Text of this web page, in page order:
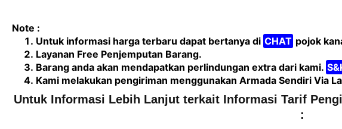
Note :
Untuk informasi harga terbaru dapat bertanya di CHAT pojok
Layanan Free Penjemputan Barang.
Barang anda akan mendapatkan perlindungan extra dari kami.
Kami melakukan pengiriman menggunakan Armada Sendiri Via
Untuk Informasi Lebih Lanjut terkait Informasi Tarif
: